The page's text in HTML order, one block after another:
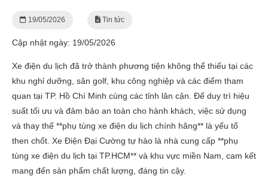
19/05/2026 Tin tức
Cập nhật ngày: 19/05/2026
Xe điện du lịch đã trở thành phương tiện không thể thiếu tại các
khu nghỉ dưỡng, sân golf, khu công nghiệp và các điểm tham
quan tại TP. Hồ Chí Minh cùng các tỉnh lân cận. Để duy trì hiệu
suất tối ưu và đảm bảo an toàn cho hành khách, việc sử dụng
và thay thế **phụ tùng xe điện du lịch chính hãng** là yếu tố
then chốt. Xe Điện Đại Cường tự hào là nhà cung cấp **phụ
tùng xe điện du lịch tại TP.HCM** và khu vực miền Nam, cam kết
mang đến sản phẩm chất lượng, đáng tin cậy.